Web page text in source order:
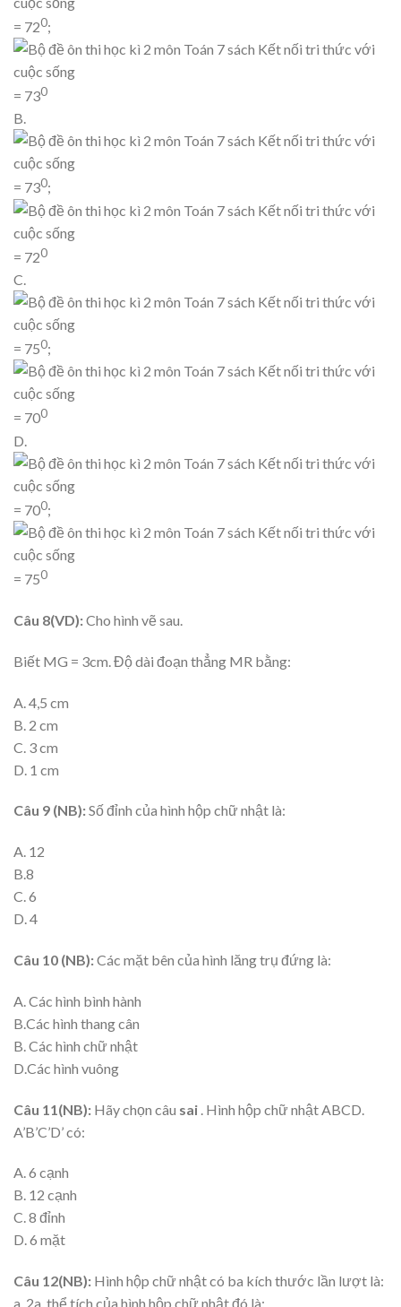
= 720;
= 730
B.
= 730;
= 720
C.
= 750;
= 700
D.
= 700;
= 750
Câu 8(VD):Cho hình vẽ sau.
Biết MG = 3cm. Độ dài đoạn thẳng MR bằng:
A. 4,5 cm
B. 2 cm
C. 3 cm
D. 1 cm
Câu 9 (NB):Số đỉnh của hình hộp chữ nhật là:
A. 12
B.8
C. 6
D. 4
Câu 10 (NB):Các mặt bên của hình lăng trụ đứng là:
A. Các hình bình hành
B.Các hình thang cân
B. Các hình chữ nhật
D.Các hình vuông
Câu 11(NB): Hãy chọn câu sai . Hình hộp chữ nhật ABCD.
A’B’C’D’ có:
A. 6 cạnh
B. 12 cạnh
C. 8 đỉnh
D. 6 mặt
Câu 12(NB): Hình hộp chữ nhật có ba kích thước lần lượt là:
a, 2a, thể tích của hình hộp chữ nhật đó là: